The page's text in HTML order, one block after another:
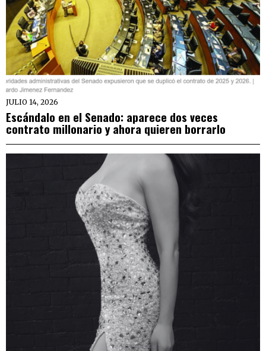
JULIO 14, 2026
Escándalo en el Senado: aparece dos veces
contrato millonario y ahora quieren borrarlo